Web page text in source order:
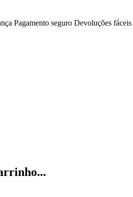
Pagamento seguro Devoluções fáceis